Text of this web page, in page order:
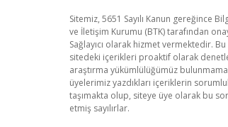
Sitemiz, 5651 Sayılı Kanun gereğince
ve İletişim Kurumu (BTK) tarafından
Sağlayıcı olarak hizmet vermektedir.
sitedeki içerikleri proaktif olarak
araştırma yükümlülüğümüz
üyelerimiz yazdıkları içeriklerin
taşımakta olup, siteye üye olarak bu
etmiş sayılırlar.